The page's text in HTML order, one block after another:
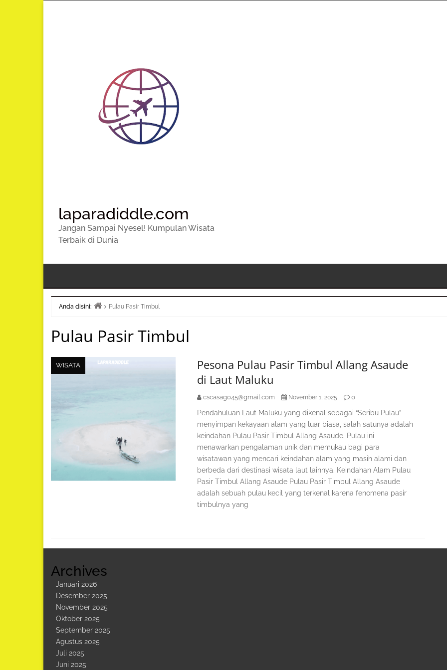
laparadiddle.com
Jangan Sampai Nyesel! Kumpulan Wisata
Terbaik di Dunia
Anda disini:
Pulau Pasir Timbul
Pulau Pasir Timbul
WISATA
Pesona Pulau Pasir Timbul Allang Asaude
di Laut Maluku
cscasag045@gmail.com November 1, 2025 0
Pendahuluan Laut Maluku yang dikenal sebagai “Seribu Pulau”
menyimpan kekayaan alam yang luar biasa, salah satunya adalah
keindahan Pulau Pasir Timbul Allang Asaude. Pulau ini
menawarkan pengalaman unik dan memukau bagi para
wisatawan yang mencari keindahan alam yang masih alami dan
berbeda dari destinasi wisata laut lainnya. Keindahan Alam Pulau
Pasir Timbul Allang Asaude Pulau Pasir Timbul Allang Asaude
adalah sebuah pulau kecil yang terkenal karena fenomena pasir
timbulnya yang
Archives
Januari 2026
Desember 2025
November 2025
Oktober 2025
September 2025
Agustus 2025
Juli 2025
Juni 2025